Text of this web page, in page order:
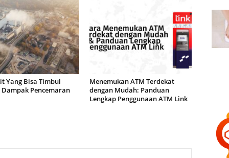
Yang Bisa Timbul
Pencemaran
Menemukan ATM Terdekat
dengan Mudah: Panduan
Lengkap Penggunaan ATM Link